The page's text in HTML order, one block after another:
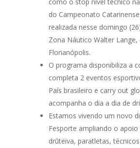
do Campeonato
realizada nesse domingo
Zona Náutico Walter Lange,
Florianópolis.
O programa disponibiliza a
completa 2 eventos
País brasileiro e carry out
acompanha o dia a dia de
Estamos vivendo um novo
Fesporte ampliando o
drūteiva, paratletas,